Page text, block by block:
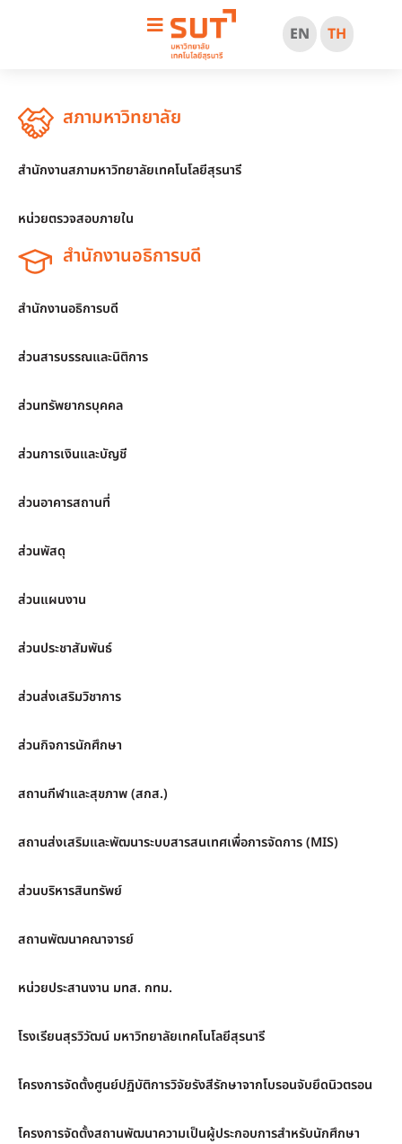
EN TH
สภามหาวิทยาลัย
สำนักงานสภามหาวิทยาลัยเทคโนโลยีสุรนารี
หน่วยตรวจสอบภายใน
สำนักงานอธิการบดี
สำนักงานอธิการบดี
ส่วนสารบรรณและนิติการ
ส่วนทรัพยากรบุคคล
ส่วนการเงินและบัญชี
ส่วนอาคารสถานที่
ส่วนพัสดุ
ส่วนแผนงาน
ส่วนประชาสัมพันธ์
ส่วนส่งเสริมวิชาการ
ส่วนกิจการนักศึกษา
สถานกีฬาและสุขภาพ (สกส.)
สถานส่งเสริมและพัฒนาระบบสารสนเทศเพื่อการจัดการ (MIS)
ส่วนบริหารสินทรัพย์
สถานพัฒนาคณาจารย์
หน่วยประสานงาน มทส. กทม.
โรงเรียนสุรวิวัฒน์ มหาวิทยาลัยเทคโนโลยีสุรนารี
โครงการจัดตั้งศูนย์ปฏิบัติการวิจัยรังสีรักษาจากโบรอนจับยึดนิวตรอน
โครงการจัดตั้งสถานพัฒนาความเป็นผู้ประกอบการสำหรับนักศึกษา